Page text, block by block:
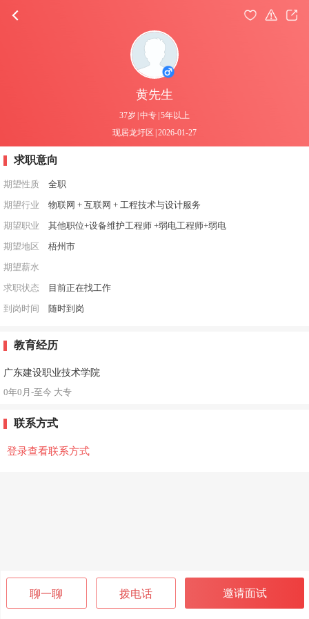
聊一聊 拨电话 邀请面试
黄先生
37岁 中专 5年以上
现居龙圩区 2026-01-27
求职意向
期望性质
全职
期望行业
物联网 + 互联网 + 工程技术与设计服务
期望职业
其他职位+设备维护工程师 +弱电工程师+弱电
期望地区
梧州市
期望薪水
求职状态
目前正在找工作
到岗时间
随时到岗
教育经历
广东建设职业技术学院
0年0月-至今 大专
联系方式
登录查看联系方式